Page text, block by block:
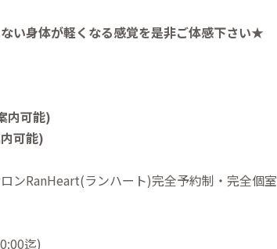
い身体が軽くなる感覚を是非ご体感下さい★
内可能)
可能)
ンRanHeart(ランハート)完全予約制・完全個室
迄)